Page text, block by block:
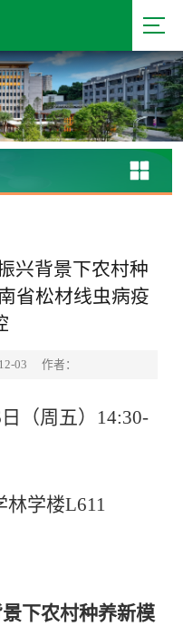
兴背景下农村种
省松材线虫病疫
03 作者：
（周五）14:30-
学楼L611
下农村种养新模